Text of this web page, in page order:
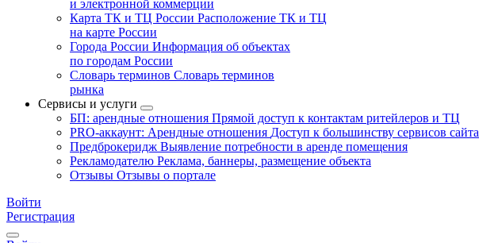
и электронной коммерции
Карта ТК и ТЦ России Расположение ТК и ТЦ
на карте России
Города России Информация об объектах
по городам России
Словарь терминов Словарь терминов
рынка
Сервисы и услуги
БП: арендные отношения Прямой доступ к контактам ритейлеров и ТЦ
PRO-аккаунт: Арендные отношения Доступ к большинству сервисов сайта
Предброкеридж Выявление потребности в аренде помещения
Рекламодателю Реклама, баннеры, размещение объекта
Отзывы Отзывы о портале
Войти
Регистрация